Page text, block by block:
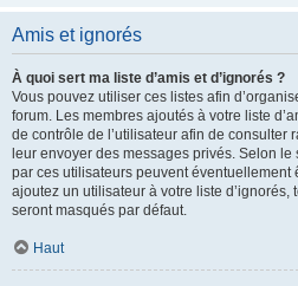
Amis et ignorés
À quoi sert ma liste d’amis et d’ignorés ?
Vous pouvez utiliser ces listes afin
forum. Les membres ajoutés à votre liste
de contrôle de l’utilisateur afin de consulter
leur envoyer des messages privés. Selon
par ces utilisateurs peuvent éventuellement
ajoutez un utilisateur à votre liste d’ignorés,
seront masqués par défaut.
Haut